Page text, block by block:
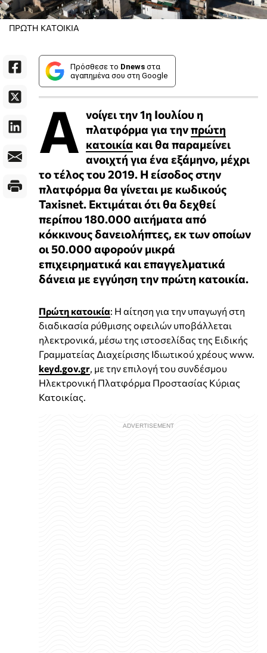
ΠΡΩΤΗ ΚΑΤΟΙΚΙΑ
Πρόσθεσε το Dnews στα
αγαπημένα σου στη Google
Α νοίγει την 1η Ιουλίου η
πλατφόρμα για τηνπρώτη
κατοικία και θα παραμείνει
ανοιχτή για ένα εξάμηνο, μέχρι
το τέλος του 2019. Η είσοδος στην
πλατφόρμα θα γίνεται με κωδικούς
Taxisnet. Εκτιμάται ότι θα δεχθεί
περίπου 180.000 αιτήματα από
κόκκινους δανειολήπτες, εκ των οποίων
οι 50.000 αφορούν μικρά
επιχειρηματικά και επαγγελματικά
δάνεια με εγγύηση την πρώτη κατοικία.
Πρώτη κατοικία: Η αίτηση για την υπαγωγή στη
διαδικασία ρύθμισης οφειλών υποβάλλεται
ηλεκτρονικά, μέσω της ιστοσελίδας της Ειδικής
Γραμματείας Διαχείρισης Ιδιωτικού χρέους www.
keyd.gov.gr , με την επιλογή του συνδέσμου
Ηλεκτρονική Πλατφόρμα Προστασίας Κύριας
Κατοικίας.